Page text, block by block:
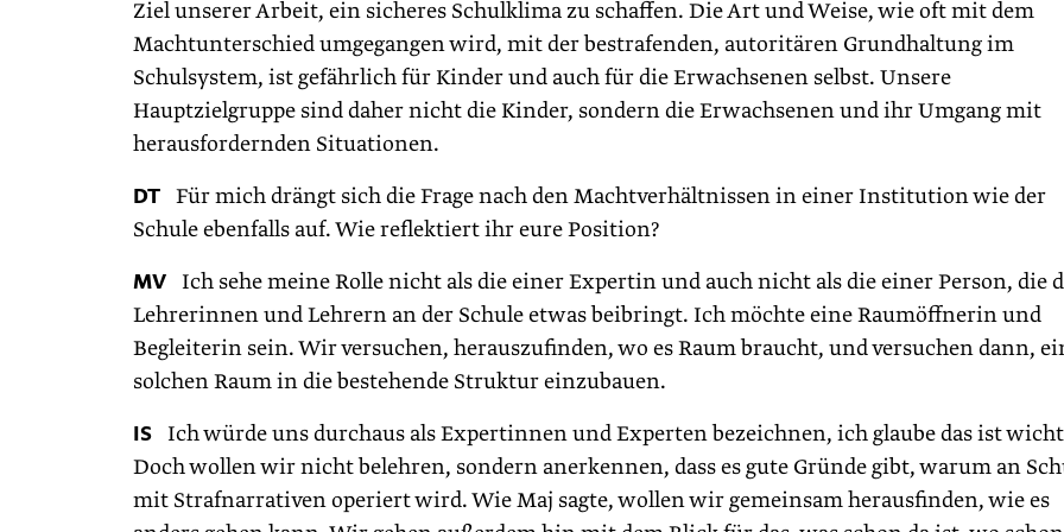
Ziel unserer Arbeit, ein sicheres Schulklima zu schaffen. Die Art und Weise, wie oft mit dem
Machtunterschied umgegangen wird, mit der bestrafenden, autoritären Grundhaltung im
Schulsystem, ist gefährlich für Kinder und auch für die Erwachsenen selbst. Unsere
Hauptzielgruppe sind daher nicht die Kinder, sondern die Erwachsenen und ihr Umgang mit
herausfordernden Situationen.
DT Für mich drängt sich die Frage nach den Machtverhältnissen in einer Institution wie der
Schule ebenfalls auf. Wie reflektiert ihr eure Position?
MV Ich sehe meine Rolle nicht als die einer Expertin und auch nicht als die einer Person, die
Lehrerinnen und Lehrern an der Schule etwas beibringt. Ich möchte eine Raumöffnerin und
Begleiterin sein. Wir versuchen, herauszufinden, wo es Raum braucht, und versuchen dann,
solchen Raum in die bestehende Struktur einzubauen.
IS Ich würde uns durchaus als Expertinnen und Experten bezeichnen, ich glaube das ist
Doch wollen wir nicht belehren, sondern anerkennen, dass es gute Gründe gibt, warum an
mit Strafnarrativen operiert wird. Wie Maj sagte, wollen wir gemeinsam herausfinden, wie es